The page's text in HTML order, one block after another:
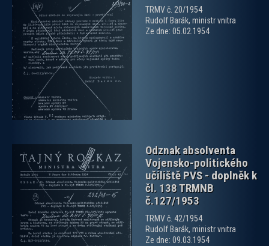
TRMV č. 20/1954
Rudolf Barák, ministr vnitra
Ze dne: 05.02.1954
Odznak absolventa
Vojensko-politického
učiliště PVS - doplněk k
čl. 138 TRMNB
č.127/1953
TRMV č. 42/1954
Rudolf Barák, ministr vnitra
Ze dne: 09.03.1954
zobrazit PDF dokument
zobrazit PDF dokument